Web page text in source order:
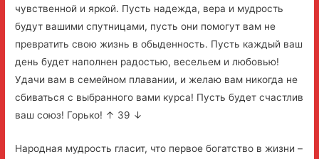
чувственной и яркой. Пусть надежда, вера и мудрость
будут вашими спутницами, пусть они помогут вам не
превратить свою жизнь в обыденность. Пусть каждый ваш
день будет наполнен радостью, весельем и любовью!
Удачи вам в семейном плавании, и желаю вам никогда не
сбиваться с выбранного вами курса! Пусть будет счастлив
ваш союз! Горько! ↑ 39 ↓
Народная мудрость гласит, что первое богатство в жизни –